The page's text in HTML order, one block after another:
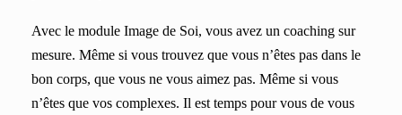
Avec le module Image de Soi, vous avez un coaching sur
mesure. Même si vous trouvez que vous n’êtes pas dans le
bon corps, que vous ne vous aimez pas. Même si vous
n’êtes que vos complexes. Il est temps pour vous de vous